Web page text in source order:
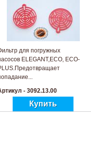
для погружных
ELEGANT,ECO, ECO-
- 3092.13.00